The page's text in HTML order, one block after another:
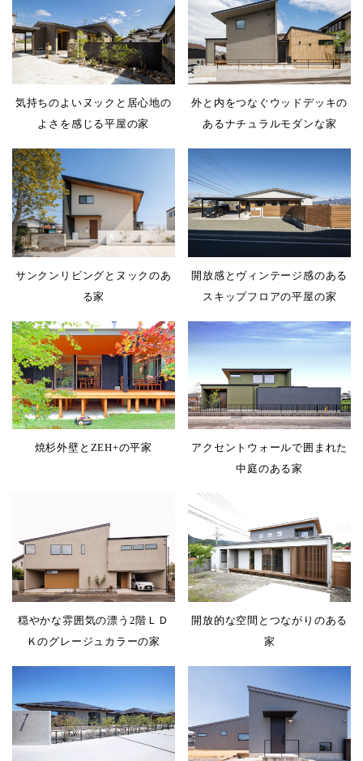
気持ちのよいヌックと居心地の
よさを感じる平屋の家
外と内をつなぐウッドデッキの
あるナチュラルモダンな家
サンクンリビングとヌックのあ
る家
開放感とヴィンテージ感のある
スキップフロアの平屋の家
焼杉外壁とZEH+の平家
アクセントウォールで囲まれた
中庭のある家
穏やかな雰囲気の漂う2階ＬＤ
Ｋのグレージュカラーの家
開放的な空間とつながりのある
家